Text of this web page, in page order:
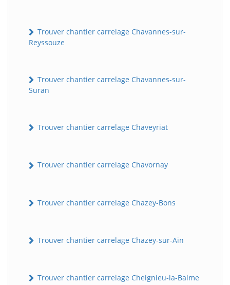
Trouver chantier carrelage Chavannes-sur-
Reyssouze
Trouver chantier carrelage Chavannes-sur-
Suran
Trouver chantier carrelage Chaveyriat
Trouver chantier carrelage Chavornay
Trouver chantier carrelage Chazey-Bons
Trouver chantier carrelage Chazey-sur-Ain
Trouver chantier carrelage Cheignieu-la-Balme